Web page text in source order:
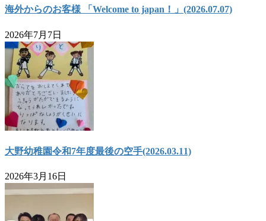
海外からのお客様 「Welcome to japan！」(2026.07.07)
2026年7月7日
大野幼稚園令和7年度最後の空手(2026.03.11)
2026年3月16日